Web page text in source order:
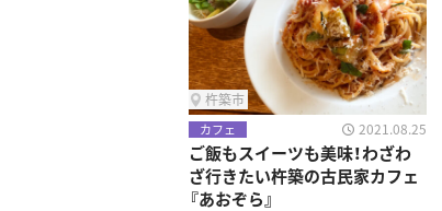
杵築市
カフェ 2021.08.25
ご飯もスイーツも美味！わざわ
ざ行きたい杵築の古民家カフェ
『あおぞら』